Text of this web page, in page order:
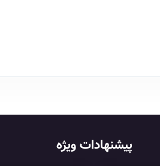
پیشنهادات ویژه